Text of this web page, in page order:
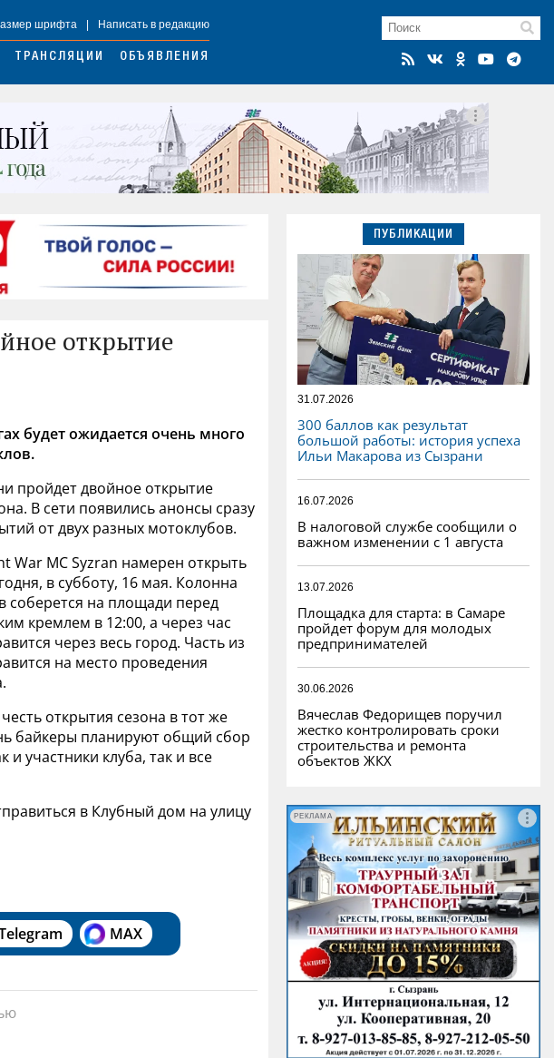
шрифта Написать в редакцию
ТРАНСЛЯЦИИ ОБЪЯВЛЕНИЯ
открытие
будет ожидается очень много
пройдет двойное открытие
В сети появились анонсы сразу
от двух разных мотоклубов.
War MC Syzran намерен открыть
в субботу, 16 мая. Колонна
соберется на площади перед
кремлем в 12:00, а через час
через весь город. Часть из
на место проведения
открытия сезона в тот же
байкеры планируют общий сбор
участники клуба, так и все
в Клубный дом на улицу
MAX
ПУБЛИКАЦИИ
31.07.2026
300 баллов как результат
большой работы: история успеха
Ильи Макарова из Сызрани
16.07.2026
В налоговой службе сообщили о
важном изменении с 1 августа
13.07.2026
Площадка для старта: в Самаре
пройдет форум для молодых
предпринимателей
30.06.2026
Вячеслав Федорищев поручил
жестко контролировать сроки
строительства и ремонта
объектов ЖКХ
РЕКЛАМА